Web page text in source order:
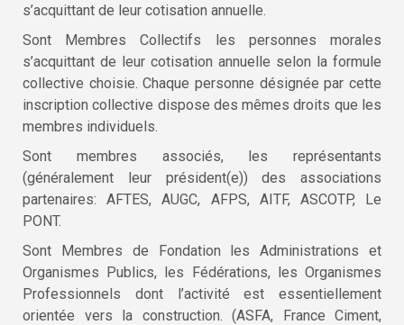
s’acquittant de leur cotisation annuelle.
Sont Membres Collectifs les personnes morales
s’acquittant de leur cotisation annuelle selon la formule
collective choisie. Chaque personne désignée par cette
inscription collective dispose des mêmes droits que les
membres individuels.
Sont membres associés, les représentants
(généralement leur président(e)) des associations
partenaires: AFTES, AUGC, AFPS, AITF, ASCOTP, Le
PONT.
Sont Membres de Fondation les Administrations et
Organismes Publics, les Fédérations, les Organismes
Professionnels dont l’activité est essentiellement
orientée vers la construction. (ASFA, France Ciment,